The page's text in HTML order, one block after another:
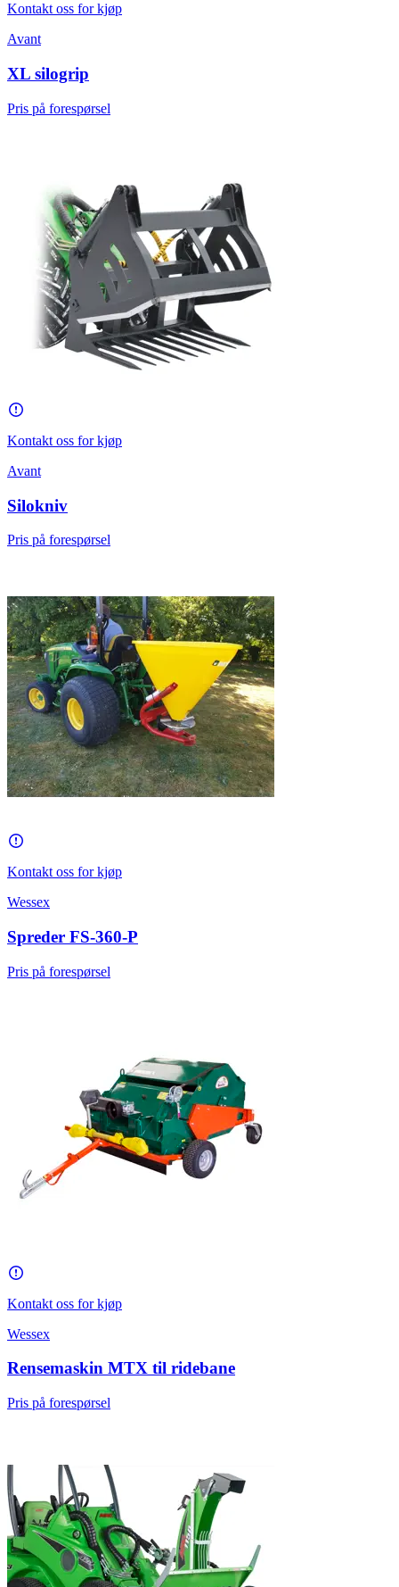
Kontakt oss for kjøp
Avant
XL silogrip
Pris på forespørsel
Kontakt oss for kjøp
Avant
Silokniv
Pris på forespørsel
Kontakt oss for kjøp
Wessex
Spreder FS-360-P
Pris på forespørsel
Kontakt oss for kjøp
Wessex
Rensemaskin MTX til ridebane
Pris på forespørsel